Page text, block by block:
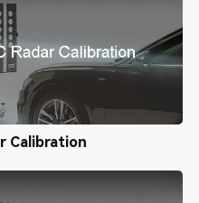
Calibration